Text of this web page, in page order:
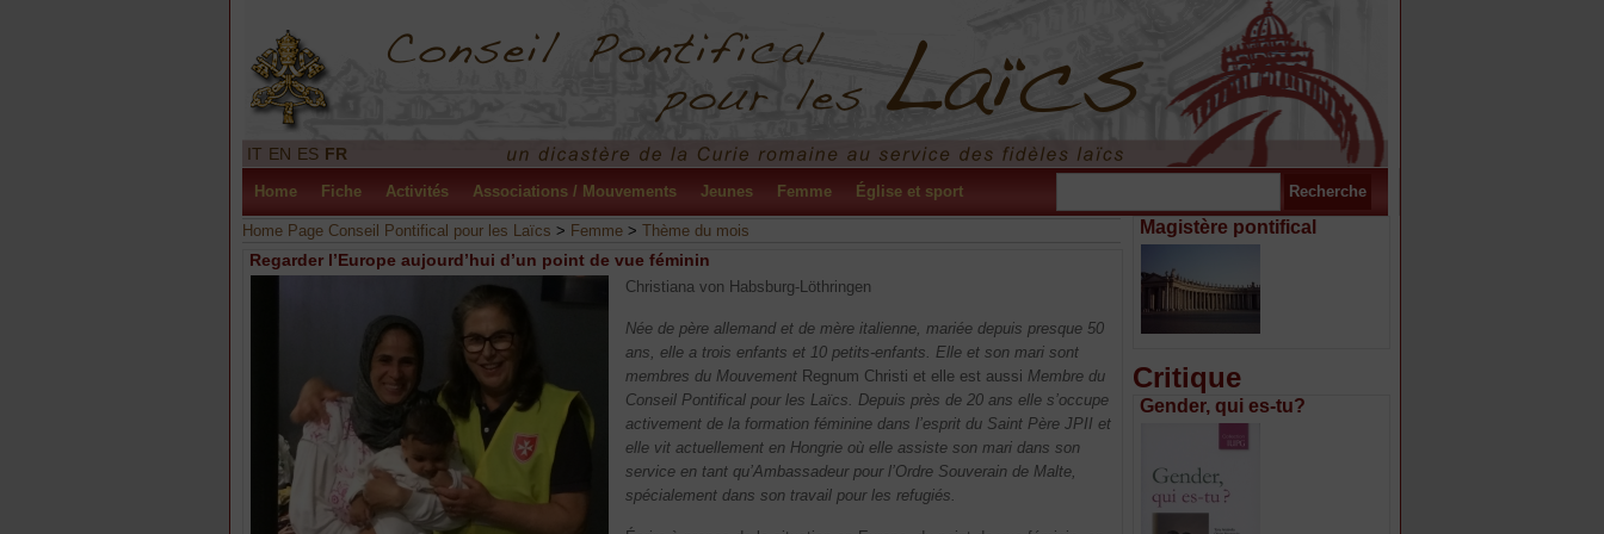
IT EN ES FR
Home Fiche Activités Associations / Mouvements Jeunes Femme Église et sport
Home Page Conseil Pontifical pour les Laïcs > Femme > Thème du mois
Regarder l’Europe aujourd’hui d’un point de vue féminin
Christiana von Habsburg-Löthringen
Née de père allemand et de mère italienne, mariée depuis presque 50
ans, elle a trois enfants et 10 petits-enfants. Elle et son mari sont
membres du Mouvement Regnum Christi et elle est aussi Membre du
Conseil Pontifical pour les Laïcs. Depuis près de 20 ans elle s’occupe
activement de la formation féminine dans l’esprit du Saint Père JPII et
elle vit actuellement en Hongrie où elle assiste son mari dans son
service en tant qu’Ambassadeur pour l’Ordre Souverain de Malte,
spécialement dans son travail pour les refugiés.
Magistère pontifical
Critique
Gender, qui es-tu?